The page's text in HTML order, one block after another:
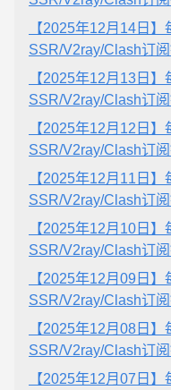
【2025年12月14日】
SSR/V2ray/Clash订
【2025年12月13日】
SSR/V2ray/Clash订
【2025年12月12日】
SSR/V2ray/Clash订
【2025年12月11日】
SSR/V2ray/Clash订
【2025年12月10日】
SSR/V2ray/Clash订
【2025年12月09日】
SSR/V2ray/Clash订
【2025年12月08日】
SSR/V2ray/Clash订
【2025年12月07日】